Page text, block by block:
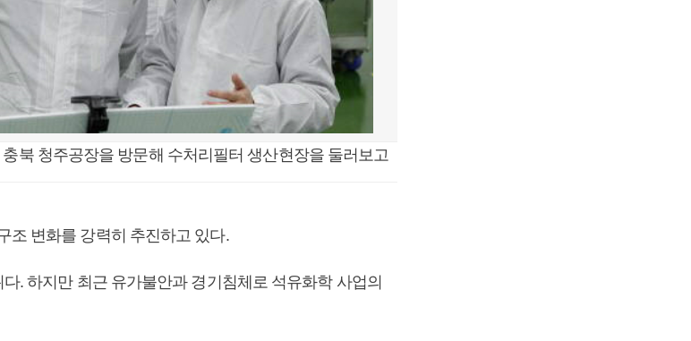
북 청주공장을 방문해 수처리필터 생산현장을 둘러보고
조 변화를 강력히 추진하고 있다.
. 하지만 최근 유가불안과 경기침체로 석유화학 사업의